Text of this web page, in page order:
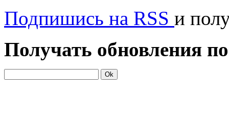
Подпишись на RSS и
Получать обновления